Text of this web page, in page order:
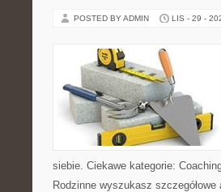
POSTED BY ADMIN LIS - 29 -
siebie. Ciekawe kategorie:
Rodzinne wyszukasz